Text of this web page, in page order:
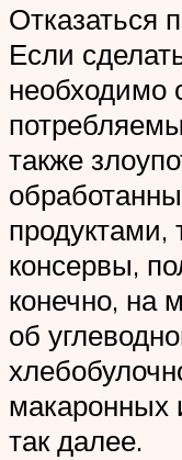
Отказаться
Если
необходимо
также
продуктами,
консервы,
конечно, на
об
макаронных
так далее.